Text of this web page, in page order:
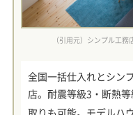
（引用元）シンプル工
全国一括仕入れとシン
店。耐震等級3・断熱
取りも可能。モデルハ